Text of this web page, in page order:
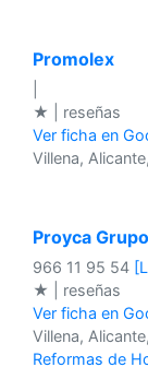
Promolex
★ | reseñas
Ver ficha en
Villena,
Proyca Grupo
966 11 95 54
★ | reseñas
Ver ficha en
Villena,
Reformas de